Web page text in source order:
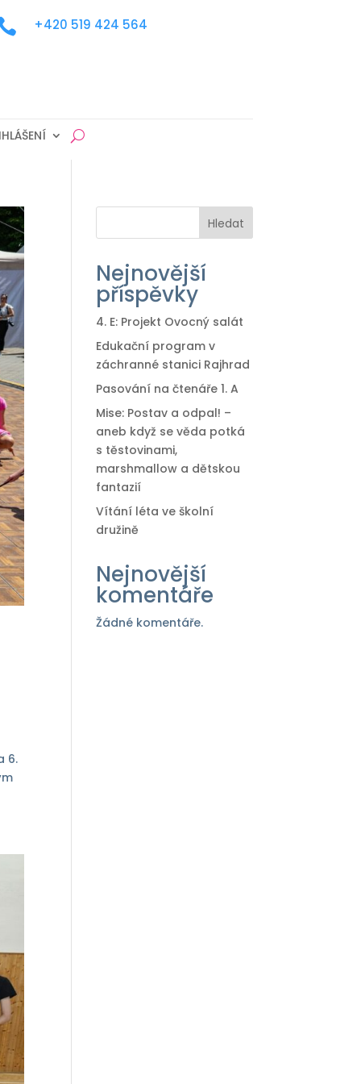
+420 519 424 564
6.
Hledat
Nejnovější
příspěvky
4. E: Projekt Ovocný salát
Edukační program v
záchranné stanici Rajhrad
Pasování na čtenáře 1. A
Mise: Postav a odpal! –
aneb když se věda potká
s těstovinami,
marshmallow a dětskou
fantazií
Vítání léta ve školní
družině
Nejnovější
komentáře
Žádné komentáře.